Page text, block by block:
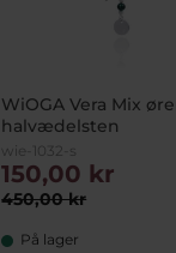
WiOGA Vera Mix
halvædelsten
wie-1032-s
450,00 kr
150,00 kr
På lager